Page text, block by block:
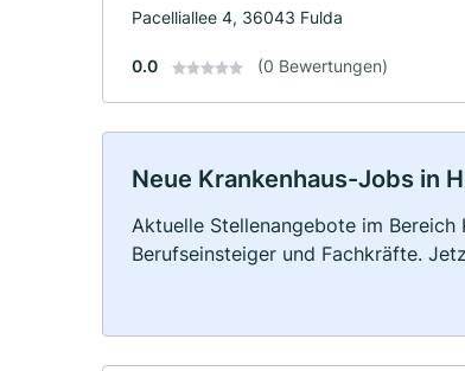
Pacelliallee 4, 36043 Fulda
0.0 (0 Bewertungen)
Neue Krankenhaus-Jobs in
Aktuelle Stellenangebote im Bereich
Berufseinsteiger und Fachkräfte.